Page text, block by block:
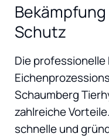
Schutz
Die
Schaumberg
zahlreiche
schnelle und